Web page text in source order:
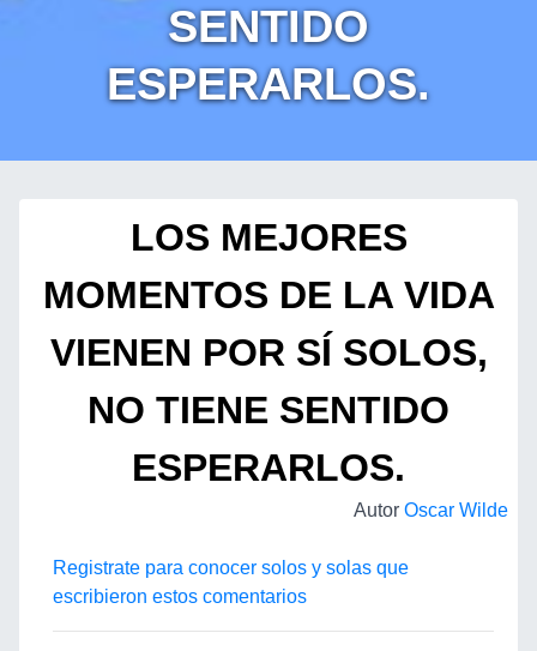
SENTIDO
ESPERARLOS.
LOS MEJORES
MOMENTOS DE LA VIDA
VIENEN POR SÍ SOLOS,
NO TIENE SENTIDO
ESPERARLOS.
Autor Oscar Wilde
Registrate para conocer solos y solas que
escribieron estos comentarios